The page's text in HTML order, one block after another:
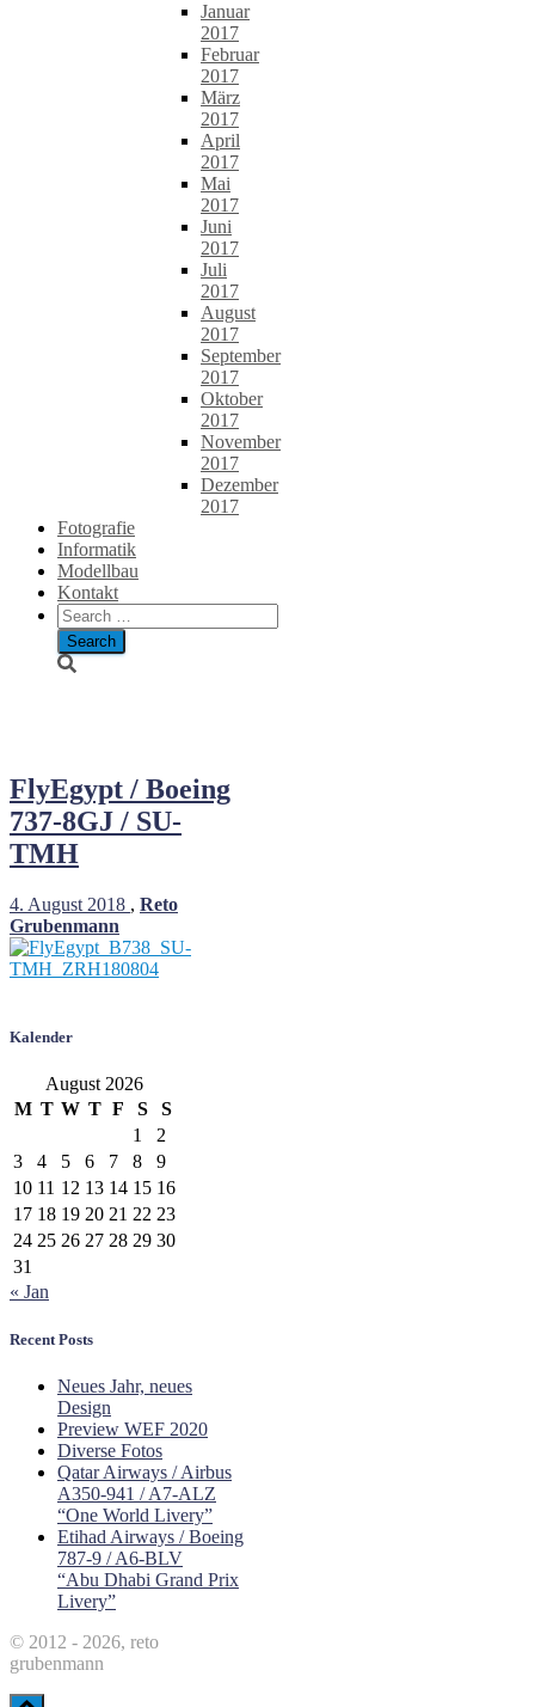
Januar
2017
Februar
2017
März
2017
April
2017
Mai
2017
Juni
2017
Juli
2017
August
2017
September
2017
Oktober
2017
November
2017
Dezember
2017
Fotografie
Informatik
Modellbau
Kontakt
Search
for:
FlyEgypt / Boeing
737-8GJ / SU-
TMH
4. August 2018 , Reto
Grubenmann
Kalender
August 2026
M T W T F S
S
1
2
3
4 5 6 7 8
9
10 11 12 13 14 15 16
17 18 19 20 21 22 23
24 25 26 27 28 29 30
31
« Jan
Recent Posts
Neues Jahr, neues
Design
Preview WEF 2020
Diverse Fotos
Qatar Airways / Airbus
A350-941 / A7-ALZ
“One World Livery”
Etihad Airways / Boeing
787-9 / A6-BLV
“Abu Dhabi Grand Prix
Livery”
© 2012 - 2026, reto
grubenmann